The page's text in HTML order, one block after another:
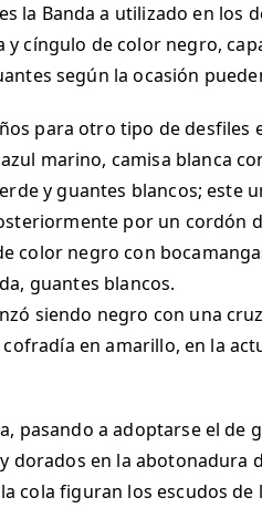
la Banda a utilizado en
y cíngulo de color negro,
según la ocasión
para otro tipo de
marino, camisa blanca
y guantes blancos;
por un cordón
color negro con
guantes blancos.
siendo negro con una
en amarillo, en la
pasando a adoptarse el de
dorados en la abotonadura
cola figuran los escudos de